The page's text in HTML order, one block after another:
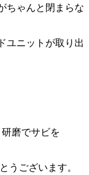
ちゃんと閉まらな
ユニットが取り出
磨でサビを
うございます。